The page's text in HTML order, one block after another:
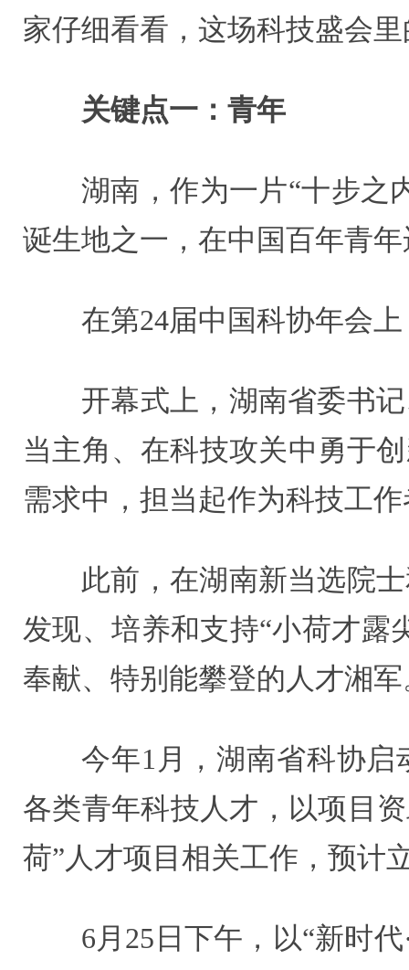
家仔细看看，这场科技盛会
关键点一：青年
湖南，作为一片“十步之
诞生地之一，在中国百年青
在第24届中国科协年会
开幕式上，湖南省委书
当主角、在科技攻关中勇于
需求中，担当起作为科技工
此前，在湖南新当选院
发现、培养和支持“小荷才露
奉献、特别能攀登的人才湘
今年1月，湖南省科协启
各类青年科技人才，以项目
荷”人才项目相关工作，预计
6月25日下午，以“新时